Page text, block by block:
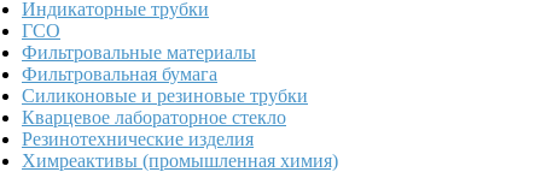
Индикаторные трубки
ГСО
Фильтровальные материалы
Фильтровальная бумага
Силиконовые и резиновые трубки
Кварцевое лабораторное стекло
Резинотехнические изделия
Химреактивы (промышленная химия)